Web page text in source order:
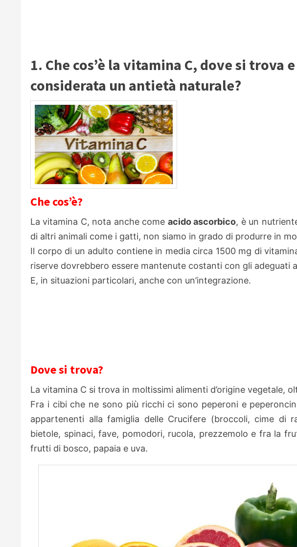
1. Che cos’è la vitamina C, dove si trova
considerata un antietà naturale?
Che cos’è?
La vitamina C, nota anche come acido ascorbico, è un
di altri animali come i gatti, non siamo in grado di produrre in
Il corpo di un adulto contiene in media circa 1500 mg di
riserve dovrebbero essere mantenute costanti con gli adeguati
E, in situazioni particolari, anche con un’integrazione.
Dove si trova?
La vitamina C si trova in moltissimi alimenti d’origine vegetale,
Fra i cibi che ne sono più ricchi ci sono peperoni e
appartenenti alla famiglia delle Crucifere (broccoli, cime di
bietole, spinaci, fave, pomodori, rucola, prezzemolo e fra la
frutti di bosco, papaia e uva.